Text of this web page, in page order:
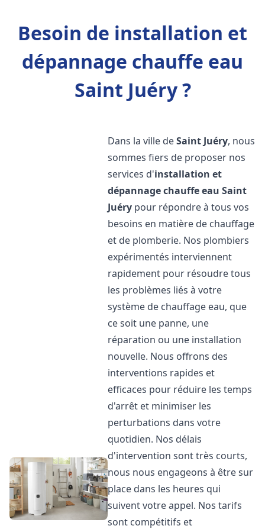
Besoin de installation et
dépannage chauffe eau
Saint Juéry ?
Dans la ville deSaint Juéry, nous
sommes fiers de proposer nos
services d'installation et
dépannage chauffe eau Saint
Juéry pour répondre à tous vos
besoins en matière de chauffage
et de plomberie. Nos plombiers
expérimentés interviennent
rapidement pour résoudre tous
les problèmes liés à votre
système de chauffage eau, que
ce soit une panne, une
réparation ou une installation
nouvelle. Nous offrons des
interventions rapides et
efficaces pour réduire les temps
d'arrêt et minimiser les
perturbations dans votre
quotidien. Nos délais
d'intervention sont très courts,
nous nous engageons à être sur
place dans les heures qui
suivent votre appel. Nos tarifs
sont compétitifs et